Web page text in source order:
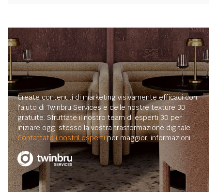
Create contenuti di marketing visivamente efficaci con
l'aiuto di Twinbru Services e delle nostre texture 3D
gratuite. Sfruttate il nostro team di esperti 3D per
iniziare oggi stesso la vostra trasformazione digitale.
Contattate i nostril espertiper maggiori informazioni.